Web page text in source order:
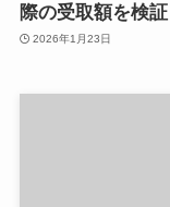
際の受取額を検証
2026年1月23日